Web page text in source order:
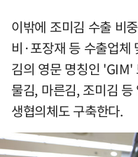
이밖에 조미김 수출 비
비·포장재 등 수출업체
김의 영문 명칭인 'GIM'
물김, 마른김, 조미김
생협의체도 구축한다.